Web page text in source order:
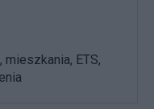
mieszkania, ETS,